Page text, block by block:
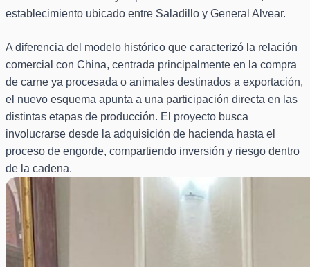
establecimiento ubicado entre Saladillo y General Alvear.
A diferencia del modelo histórico que caracterizó la relación
comercial con China, centrada principalmente en la compra
de carne ya procesada o animales destinados a exportación,
el nuevo esquema apunta a una participación directa en las
distintas etapas de producción. El proyecto busca
involucrarse desde la adquisición de hacienda hasta el
proceso de engorde, compartiendo inversión y riesgo dentro
de la cadena.